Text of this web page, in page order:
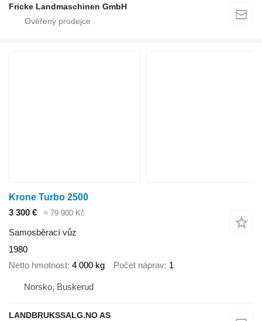
Fricke Landmaschinen GmbH
Krone Turbo 2500
3 300 €
≈ 79 900 Kč
Samosběrací vůz
1980
Netto hmotnost 4 000 kg Počet náprav 1
Norsko, Buskerud
LANDBRUKSSALG.NO AS